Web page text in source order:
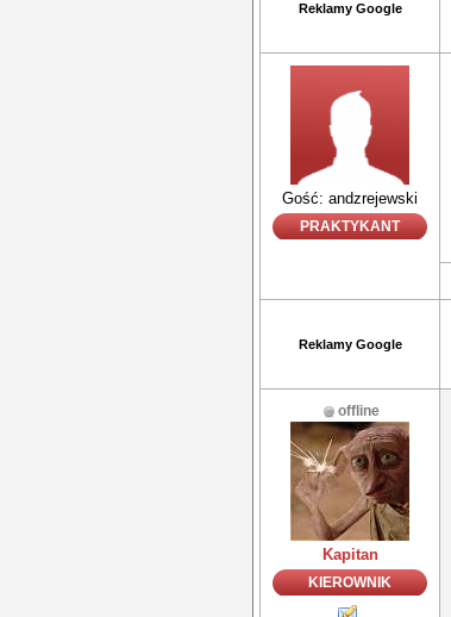
Reklamy Google
Gość: andzrejewski
PRAKTYKANT
Reklamy Google
offline
Kapitan
KIEROWNIK